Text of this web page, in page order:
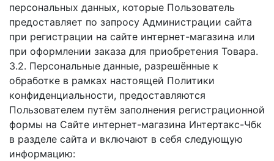
персональных данных, которые Пользователь
предоставляет по запросу Администрации сайта
при регистрации на сайте интернет-магазина или
при оформлении заказа для приобретения Товара.
3.2. Персональные данные, разрешённые к
обработке в рамках настоящей Политики
конфиденциальности, предоставляются
Пользователем путём заполнения регистрационной
формы на Сайте интернет-магазина Интертакс-Чбк
в разделе сайта и включают в себя следующую
информацию: